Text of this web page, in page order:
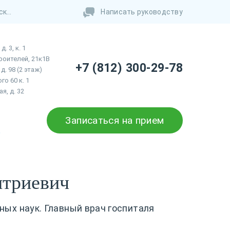
Написать руководству
+7 (812) 300-29-78
3, к. 1
21к1В
98 (2 этаж)
60 к. 1
д. 32
Записаться на прием
наук. Главный врач госпиталя